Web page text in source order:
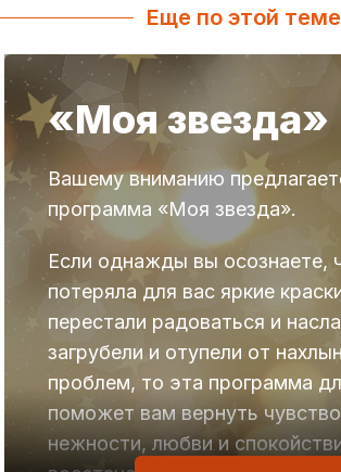
Еще по этой теме
«Моя звезда»
Вашему вниманию
программа «Моя звезда».
Если однажды вы осознаете,
потеряла для вас яркие
перестали радоваться и
загрубели и отупели от
проблем, то эта программа
поможет вам вернуть чувство
нежности, любви и